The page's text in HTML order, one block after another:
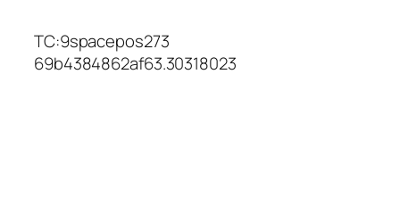
TC:9spacepos273
69b4384862af63.30318023